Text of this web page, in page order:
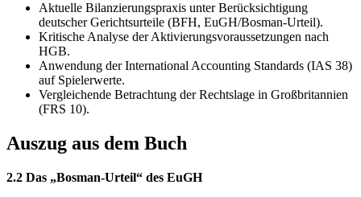
Aktuelle Bilanzierungspraxis unter Berücksichtigung
deutscher Gerichtsurteile (BFH, EuGH/Bosman-Urteil).
Kritische Analyse der Aktivierungsvoraussetzungen nach
HGB.
Anwendung der International Accounting Standards (IAS 38)
auf Spielerwerte.
Vergleichende Betrachtung der Rechtslage in Großbritannien
(FRS 10).
Auszug aus dem Buch
2.2 Das „Bosman-Urteil“ des EuGH